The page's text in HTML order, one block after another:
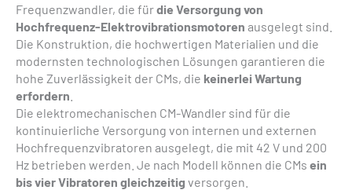
Frequenzwandler, die fürdie Versorgung von
Hochfrequenz-Elektrovibrationsmotoren ausgelegt sind.
Die Konstruktion, die hochwertigen Materialien und die
modernsten technologischen Lösungen garantieren die
hohe Zuverlässigkeit der CMs, die keinerlei Wartung
erfordern
Die elektromechanischen CM-Wandler sind für die
kontinuierliche Versorgung von internen und externen
Hochfrequenzvibratoren ausgelegt, die mit 42 V und 200
Hz betrieben werden. Je nach Modell können die CMs ein
bis vier Vibratoren gleichzeitig versorgen.